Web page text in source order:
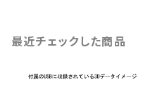
最近チェックした商品